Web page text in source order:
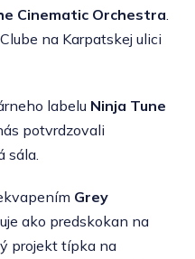
Cinematic Orchestra
na Karpatskej ulici
labelu Ninja Tune
potvrdzovali
sála.
Grey
ako predskokan na
projekt típka na